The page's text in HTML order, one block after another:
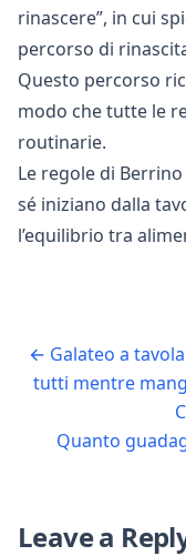
rinascere”, in cui
percorso di
Questo percorso
modo che tutte le
routinarie.
Le regole di
sé iniziano dalla
l’equilibrio tra
← Galateo a
tutti mentre
Quanto
Leave a